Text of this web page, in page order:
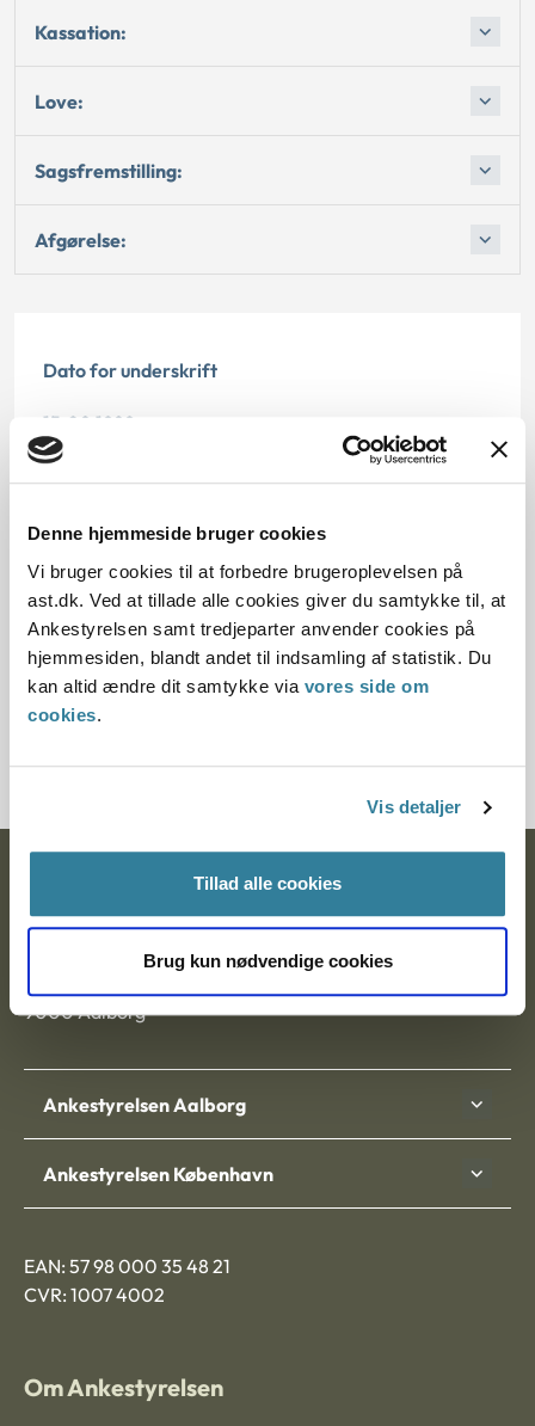
Denne hjemmeside bruger cookies
Vi bruger cookies til at forbedre brugeroplevelsen på
ast.dk. Ved at tillade alle cookies giver du samtykke til, at
Ankestyrelsen samt tredjeparter anvender cookies på
hjemmesiden, blandt andet til indsamling af statistik. Du
kan altid ændre dit samtykke via vores side om
cookies.
Vis detaljer
Tillad alle cookies
Brug kun nødvendige cookies
Kassation:
Love:
Sagsfremstilling:
Afgørelse:
Dato for underskrift
15.08.1989
12.07.2013
Paragraf
§ 48 § 6 § 58
Journalnummer
Postadresse:
9000 Aalborg
Ankestyrelsen Aalborg
Ankestyrelsen København
EAN: 57 98 000 35 48 21
CVR: 1007 4002
Om Ankestyrelsen